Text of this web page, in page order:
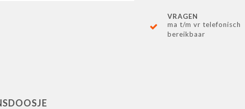
VRAGEN
ma t/m vr telefonisch
bereikbaar